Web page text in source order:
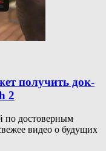
получить док-
2
по достоверным
видео о будущих